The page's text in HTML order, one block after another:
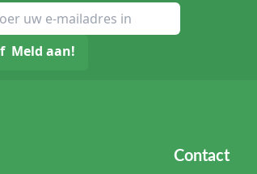
Meld aan!
Contact